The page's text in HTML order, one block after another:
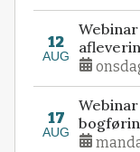
12
AUG
17
AUG